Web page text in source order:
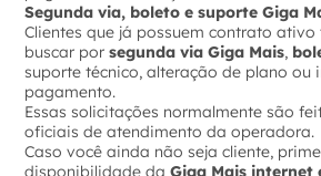
Segunda via, boleto e suporte Giga
Clientes que já possuem contrato
buscar porsegunda via Giga Mais,
suporte técnico, alteração de plano ou
pagamento.
Essas solicitações normalmente são
oficiais de atendimento da operadora.
Caso você ainda não seja cliente,
disponibilidade daGiga Mais internet